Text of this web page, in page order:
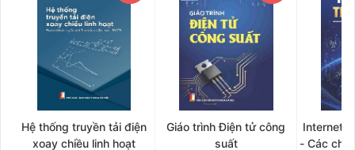
Hệ thống truyền tải điện
xoay chiều linh hoạt
Giáo trình Điện tử công
suất
Internet
- Các